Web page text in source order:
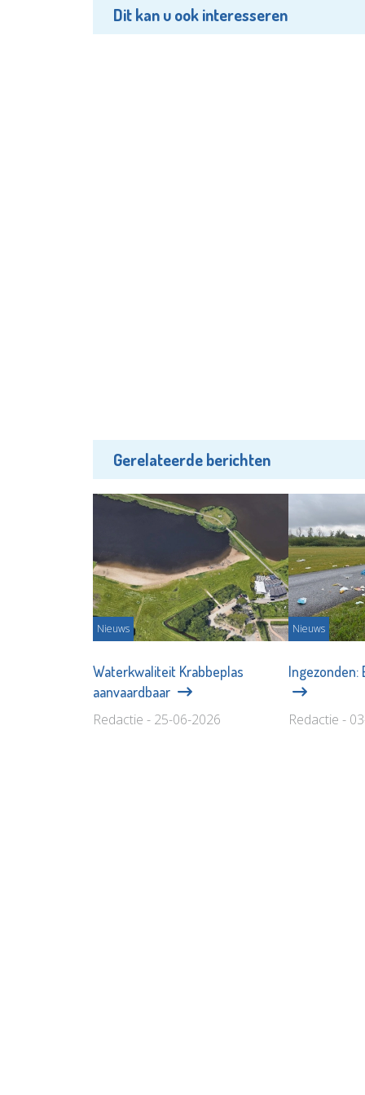
Dit kan u ook interesseren
Gerelateerde berichten
Nieuws
Waterkwaliteit Krabbeplas
aanvaardbaar
Redactie - 25-06-2026
Nieuws
Ingezonden:
Redactie -